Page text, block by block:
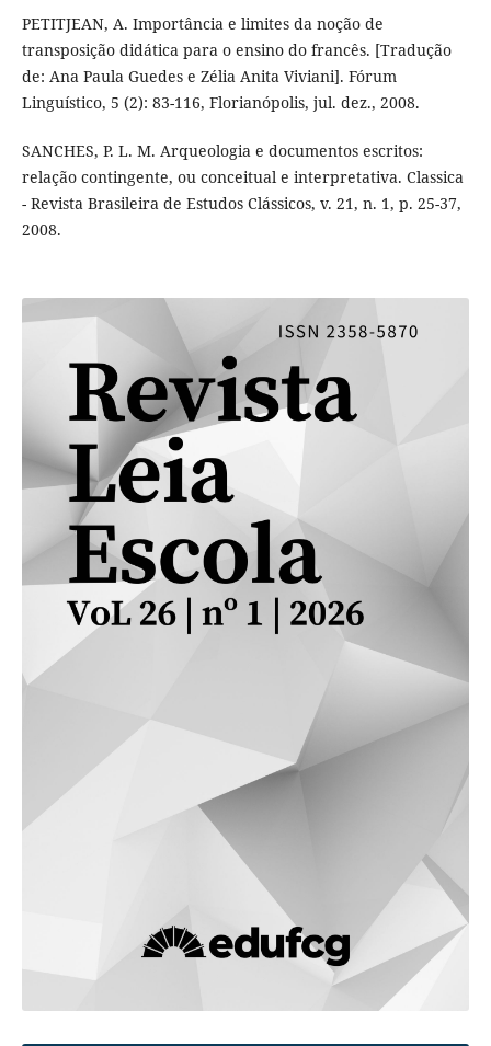
PETITJEAN, A. Importância e limites da noção de
transposição didática para o ensino do francês. [Tradução
de: Ana Paula Guedes e Zélia Anita Viviani]. Fórum
Linguístico, 5 (2): 83-116, Florianópolis, jul. dez., 2008.
SANCHES, P. L. M. Arqueologia e documentos escritos:
relação contingente, ou conceitual e interpretativa. Classica
- Revista Brasileira de Estudos Clássicos, v. 21, n. 1, p. 25-37,
2008.